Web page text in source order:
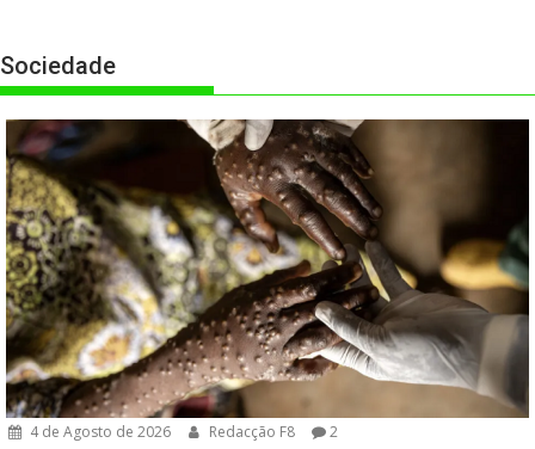
Sociedade
4 de Agosto de 2026 Redacção F8 2